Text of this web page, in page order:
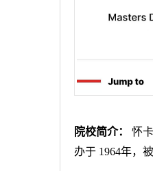
院校简介： 怀
办于 1964年，